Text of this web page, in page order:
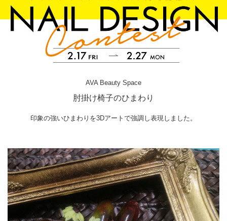
AVA Beauty Space
肘掛け椅子のひまわり
印象の強いひまわりを3Dアートで強調し表現しました。